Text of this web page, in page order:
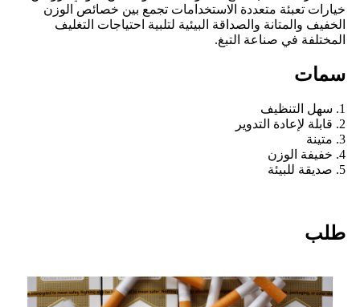
خيارات تعبئة متعددة الاستخدامات تجمع بين خصائص الوزن
الخفيف والمتانة والصداقة البيئية لتلبية احتياجات التغليف
المختلفة في صناعة التبغ.
سمات
1. سهل التنظيف
2. قابلة لإعادة التدوير
3. متينة
4. خفيفة الوزن
5. صديقة للبيئة
طلب